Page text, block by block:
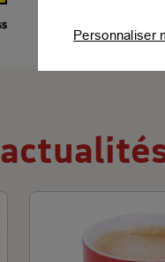
Personnaliser